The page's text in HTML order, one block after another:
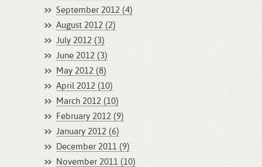
September 2012 (4)
August 2012 (2)
July 2012 (3)
June 2012 (3)
May 2012 (8)
April 2012 (10)
March 2012 (10)
February 2012 (9)
January 2012 (6)
December 2011 (9)
November 2011 (10)